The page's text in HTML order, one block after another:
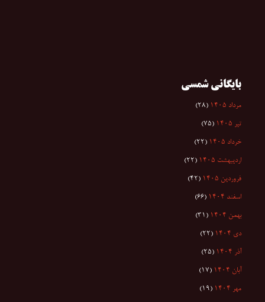
بایگانی شمسی
مرداد ۱۴۰۵ (۲۸)
تیر ۱۴۰۵ (۷۵)
خرداد ۱۴۰۵ (۲۲)
اردیبهشت ۱۴۰۵ (۲۲)
فروردین ۱۴۰۵ (۴۲)
اسفند ۱۴۰۴ (۶۶)
بهمن ۱۴۰۴ (۳۱)
دی ۱۴۰۴ (۲۲)
آذر ۱۴۰۴ (۲۵)
آبان ۱۴۰۴ (۱۷)
مهر ۱۴۰۴ (۱۹)